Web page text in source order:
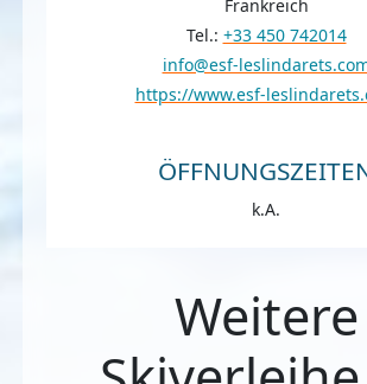
Frankreich
Tel.: +33 450 742014
info@esf-
https://www.esf-
k.A.
Weitere